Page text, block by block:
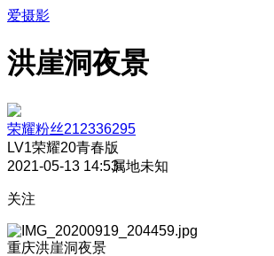
爱摄影
洪崖洞夜景
荣耀粉丝212336295
LV1荣耀20青春版
2021-05-13 14:53属地未知
关注
重庆洪崖洞夜景